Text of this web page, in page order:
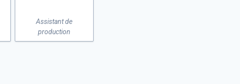
Assistant de
production